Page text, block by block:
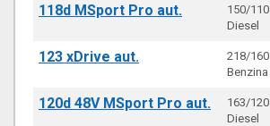
118d MSport Pro aut.
150/110
Diesel
123 xDrive aut.
218/160
Benzina
120d 48V MSport Pro aut.
163/120
Diesel